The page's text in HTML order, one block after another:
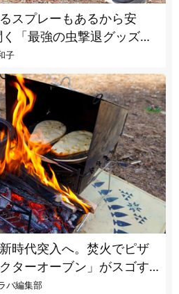
スプレーもあるから安
トで使う虫よけ】
子
時代突入へ。焚火でピザ
ターオーブン」がスゴす
バ編集部